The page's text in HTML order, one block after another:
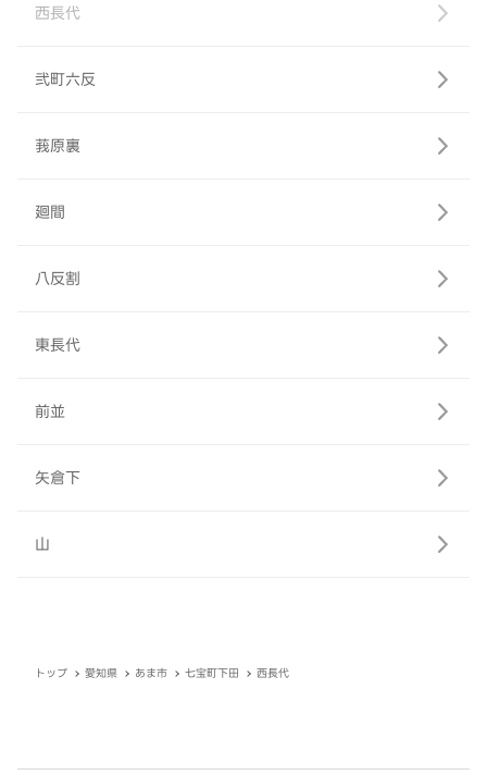
西長代
弐町六反
莪原裏
廻間
八反割
東長代
前並
矢倉下
山
トップ 愛知県 あま市 七宝町下田 西長代